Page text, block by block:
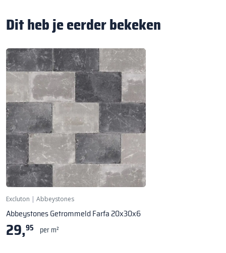
Dit heb je eerder bekeken
Excluton | Abbeystones
Abbeystones Getrommeld Farfa 20x30x6
29,95 per m²